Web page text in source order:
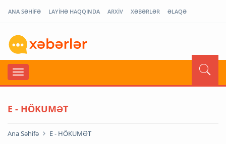
ANA SƏHİFƏ LAYİHƏ HAQQINDA ARXİV XƏBƏRLƏR ƏLAQƏ
E - HÖKUMƏT
Ana Səhifə E - HÖKUMƏT